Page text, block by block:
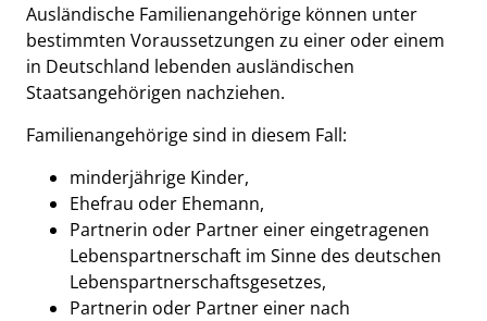
Beschreibung
Ausländische Familienangehörige können unter
bestimmten Voraussetzungen zu einer oder einem
in Deutschland lebenden ausländischen
Staatsangehörigen nachziehen.
Familienangehörige sind in diesem Fall:
minderjährige Kinder,
Ehefrau oder Ehemann,
Partnerin oder Partner einer eingetragenen
Lebenspartnerschaft im Sinne des deutschen
Lebenspartnerschaftsgesetzes,
Partnerin oder Partner einer nach